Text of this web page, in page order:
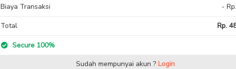
Biaya Transaksi -
Total Rp.
Secure 100%
Sudah mempunyai akun ? Login